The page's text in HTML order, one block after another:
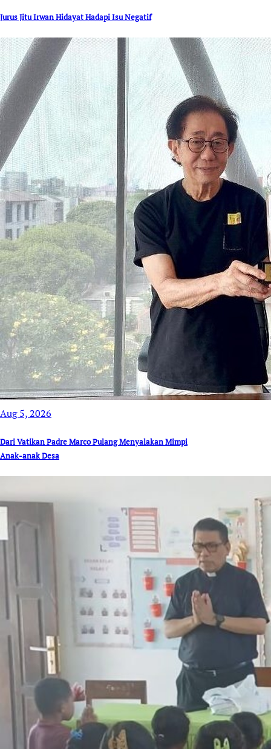
Jurus Jitu Irwan Hidayat Hadapi Isu Negatif
Aug 5, 2026
Dari Vatikan Padre Marco Pulang Menyalakan Mimpi
Anak-anak Desa